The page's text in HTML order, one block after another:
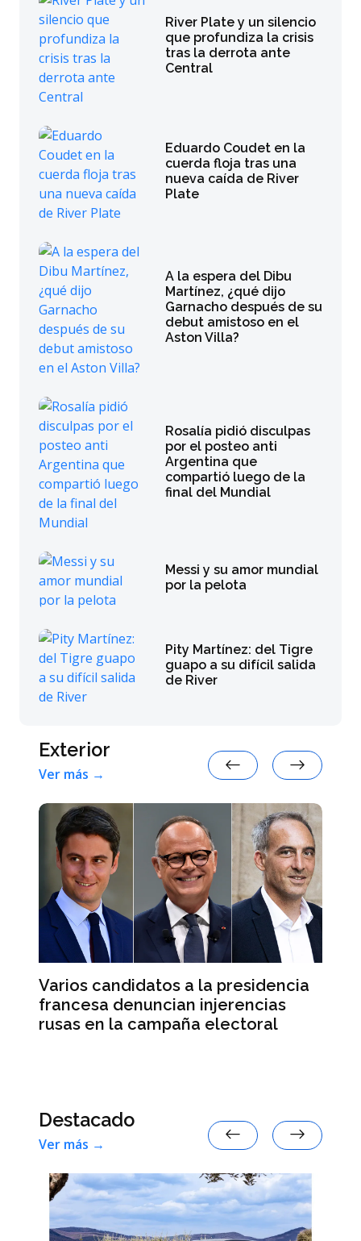
River Plate y un silencio
que profundiza la crisis
tras la derrota ante
Central
Eduardo Coudet en la
cuerda floja tras una
nueva caída de River
Plate
A la espera del Dibu
Martínez, ¿qué dijo
Garnacho después de su
debut amistoso en el
Aston Villa?
Rosalía pidió disculpas
por el posteo anti
Argentina que
compartió luego de la
final del Mundial
Messi y su amor mundial
por la pelota
Pity Martínez: del Tigre
guapo a su difícil salida
de River
Exterior
Ver más →
Varios candidatos a la presidencia
francesa denuncian injerencias
rusas en la campaña electoral
Destacado
Ver más →